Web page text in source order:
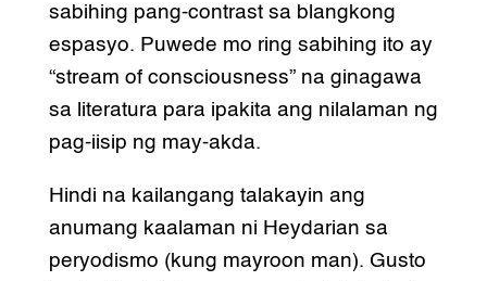
sabihing pang-contrast sa blangkong
espasyo. Puwede mo ring sabihing ito ay
“stream of consciousness” na ginagawa
sa literatura para ipakita ang nilalaman ng
pag-iisip ng may-akda.
Hindi na kailangang talakayin ang
anumang kaalaman ni Heydarian sa
peryodismo (kung mayroon man). Gusto